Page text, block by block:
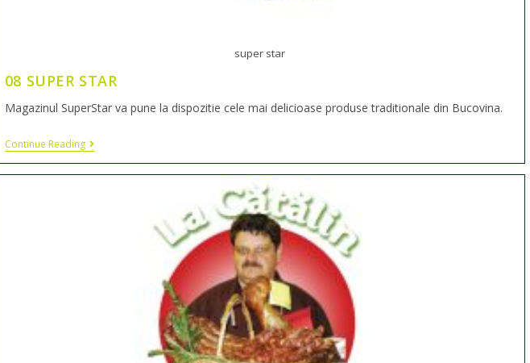
super star
08 SUPER STAR
Magazinul SuperStar va pune la dispozitie cele mai delicioase produse traditionale din Bucovina.
Continue Reading